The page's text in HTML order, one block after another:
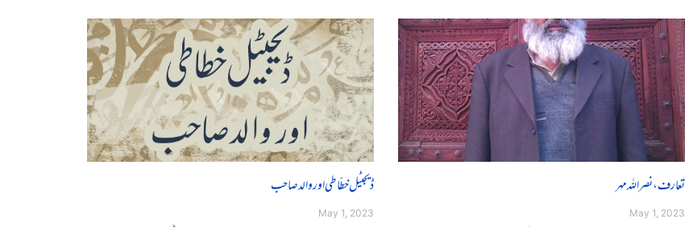
ڈیجیٹل خطّاطی اور والد صاحب
May 1, 2023
تعارف، نصراللہ مہر
May 1, 2023